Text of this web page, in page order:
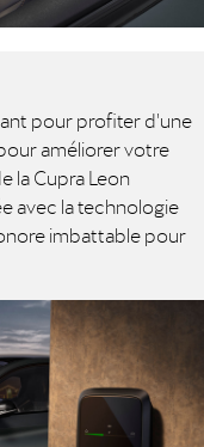
pour profiter d'une
améliorer votre
la Cupra Leon
avec la technologie
imbattable pour